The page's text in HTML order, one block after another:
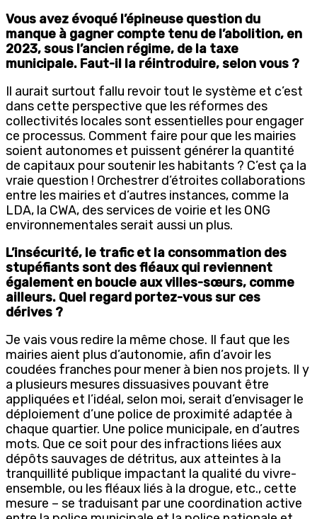
Vous avez évoqué l’épineuse question du
manque à gagner compte tenu de l’abolition, en
2023, sous l’ancien régime, de la taxe
municipale. Faut-il la réintroduire, selon vous ?
Il aurait surtout fallu revoir tout le système et c’est
dans cette perspective que les réformes des
collectivités locales sont essentielles pour engager
ce processus. Comment faire pour que les mairies
soient autonomes et puissent générer la quantité
de capitaux pour soutenir les habitants ? C’est ça la
vraie question ! Orchestrer d’étroites collaborations
entre les mairies et d’autres instances, comme la
LDA, la CWA, des services de voirie et les ONG
environnementales serait aussi un plus.
L’insécurité, le trafic et la consommation des
stupéfiants sont des fléaux qui reviennent
également en boucle aux villes-sœurs, comme
ailleurs. Quel regard portez-vous sur ces
dérives ?
Je vais vous redire la même chose. Il faut que les
mairies aient plus d’autonomie, afin d’avoir les
coudées franches pour mener à bien nos projets. Il y
a plusieurs mesures dissuasives pouvant être
appliquées et l’idéal, selon moi, serait d’envisager le
déploiement d’une police de proximité adaptée à
chaque quartier. Une police municipale, en d’autres
mots. Que ce soit pour des infractions liées aux
dépôts sauvages de détritus, aux atteintes à la
tranquillité publique impactant la qualité du vivre-
ensemble, ou les fléaux liés à la drogue, etc., cette
mesure – se traduisant par une coordination active